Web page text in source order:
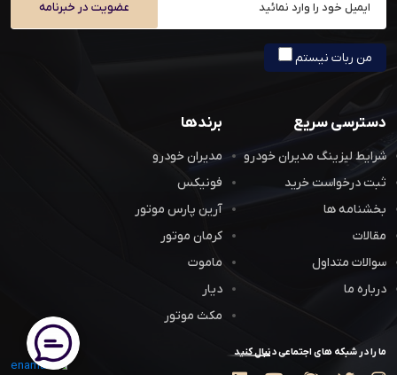
عضویت در خبرنامه
من ربات نیستم
دسترسی سریع
شرایط لیزینگ مدیران خودرو
ثبت درخواست خرید
بخشنامه ها
مقالات
سوالات متداول
درباره ما
برندها
مدیران خودرو
فونیکس
آرین پارس موتور
کرمان موتور
ماموت
دیار
مکث موتور
ما را در شبکه های اجتماعی دنبال کنید